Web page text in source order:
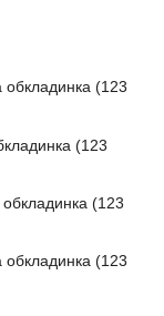
(123
(123
(123
(123